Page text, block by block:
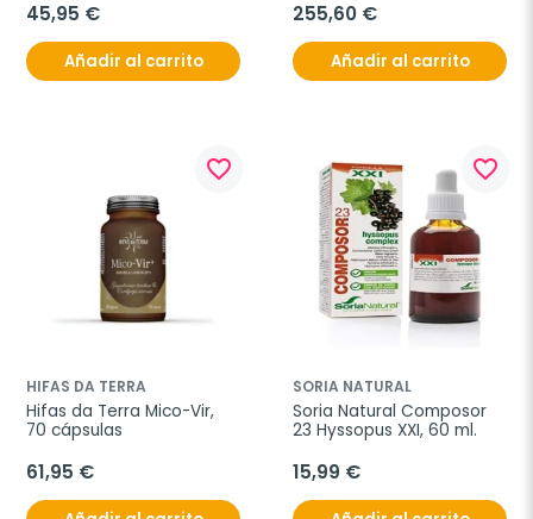
45,95 €
Añadir al carrito
255,60 €
Añadir al carrito
favorite_border
HIFAS DA TERRA
Hifas da Terra Mico-Vir,
70 cápsulas
61,95 €
favorite_border
SORIA NATURAL
Soria Natural Composor
23 Hyssopus XXI, 60 ml.
15,99 €